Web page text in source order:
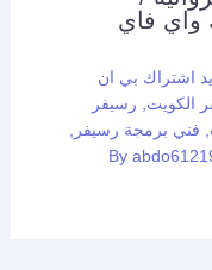
واي فاي
اشتراك بي ان
الكويت
رسيفر
فني برمجة رسيفر